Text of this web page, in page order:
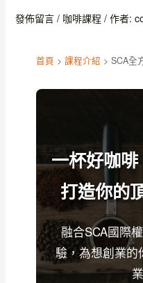
發佈留言 / 咖啡課程 / 作者:
首頁 > 課程介紹 > SCA全
一杯好咖
打造你的
融合SCA國際
驗，為想創業的